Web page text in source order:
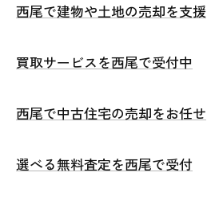
西尾で建物や土地の売却を支援
買取サービスを西尾で受付中
西尾で中古住宅の売却をお任せ
選べる無料査定を西尾で受付